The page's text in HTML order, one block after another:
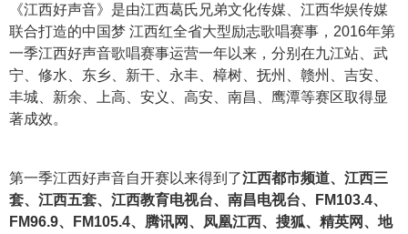
《江西好声音》是由江西葛氏兄弟文化传媒、江西华娱传媒
联合打造的中国梦 江西红全省大型励志歌唱赛事，2016年第
一季江西好声音歌唱赛事运营一年以来，分别在九江站、武
宁、修水、东乡、新干、永丰、樟树、抚州、赣州、吉安、
丰城、新余、上高、安义、高安、南昌、鹰潭等赛区取得显
著成效。
第一季江西好声音自开赛以来得到了江西都市频道、江西三
套、江西五套、江西教育电视台、南昌电视台、FM103.4、
FM96.9、FM105.4、腾讯网、凤凰江西、搜狐、精英网、地